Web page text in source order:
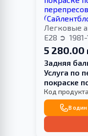
Легковые
E28
5 280.00
Задняя
Услуга по
покраске
Код
В один